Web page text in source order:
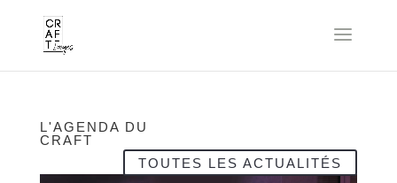
L'AGENDA DU
CRAFT
TOUTES LES ACTUALITÉS